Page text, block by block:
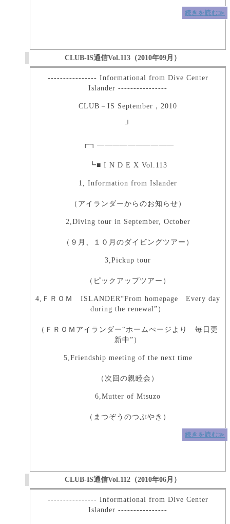
続きを読む≫
CLUB-IS通信Vol.113（2010年09月）
---------------- Informational from Dive Center
Islander ----------------
CLUB－IS September，2010
┘
┏┓――――――――――
┗■ I N D E X Vol.113
1, Information from Islander
（アイランダーからのお知らせ）
2,Diving tour in September, October
（９月、１０月のダイビングツアー）
3,Pickup tour
（ピックアップツアー）
4,ＦＲＯＭ ISLANDER“From homepage Every day
during the renewal”）
（ＦＲＯＭアイランダー“ホームぺージより 毎日更
新中”）
5,Friendship meeting of the next time
（次回の親睦会）
6,Mutter of Mtsuzo
（まつぞうのつぶやき）
続きを読む≫
CLUB-IS通信Vol.112（2010年06月）
---------------- Informational from Dive Center
Islander ----------------